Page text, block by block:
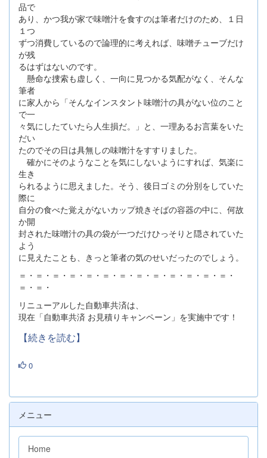
品で
あり、かつ我が家で味噌汁を食すのは筆者だけのため、１日
１つ
ずつ消費しているので論理的に考えれば、味噌チューブだけ
が残
るはずはないのです。
懸命な捜索も虚しく、一向に見つかる気配がなく、そんな
筆者
に家人から「そんなインスタント味噌汁の具がない位のこと
で一
々気にしたていたら人生損だ。」と、一理あるお言葉をいた
だい
たのでその日は具無しの味噌汁をすすりました。
確かにそのようなことを気にしないようにすれば、気楽に
生き
られるように思えました。そう、後日ゴミの分別をしていた
際に
自分の食べた覚えがないカップ焼きそばの容器の中に、何故
か開
封された味噌汁の具の袋が一つだけひっそりと隠されていた
よう
に見えたことも、きっと筆者の気のせいだったのでしょう。
＝・＝・＝・＝・＝・＝・＝・＝・＝・＝・＝・＝・＝・
＝・＝・
リニューアルした自動車共済は、
現在「自動車共済 お見積りキャンペーン」を実施中です！
【続きを読む】
0
メニュー
Home